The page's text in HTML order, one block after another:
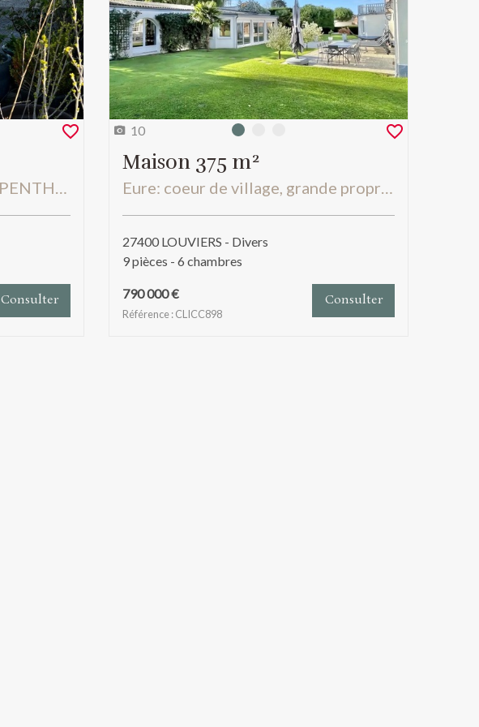
SUPERBE APPARTEMENT PENTHOUSE AMIENS - HENRIVILLE SANS VIS A VIS
Consulter
10 Photo 0
Maison 375 m²
Eure: coeur de village, grande propriété familiale avec annexes et piscine interieure,
27400 LOUVIERS - Divers
9 pièces - 6 chambres
790 000 €
Référence : CLICC898
Consulter